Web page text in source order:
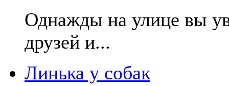
Однажды на улице вы
друзей и...
Линька у собак